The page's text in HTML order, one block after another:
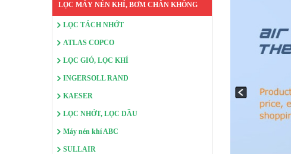
LỌC MÁY NÉN KHÍ, BƠM CHÂN KHÔNG
LỌC TÁCH NHỚT
ATLAS COPCO
LỌC GIÓ, LỌC KHÍ
INGERSOLL RAND
KAESER
LỌC NHỚT, LỌC DẦU
Máy nén khí ABC
SULLAIR